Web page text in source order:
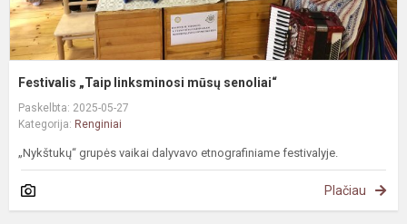
Festivalis „Taip linksminosi mūsų senoliai“
Paskelbta: 2025-05-27
Kategorija: Renginiai
„Nykštukų“ grupės vaikai dalyvavo etnografiniame festivalyje.
Plačiau